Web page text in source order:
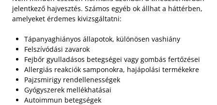
jelentkező hajvesztés. Számos egyéb ok állhat a háttérben,
amelyeket érdemes kivizsgáltatni:
Tápanyaghiányos állapotok, különösen vashiány
Felszívódási zavarok
Fejbőr gyulladásos betegségei vagy gombás fertőzései
Allergiás reakciók samponokra, hajápolási termékekre
Pajzsmirigy rendellenességek
Gyógyszerek mellékhatásai
Autoimmun betegségek